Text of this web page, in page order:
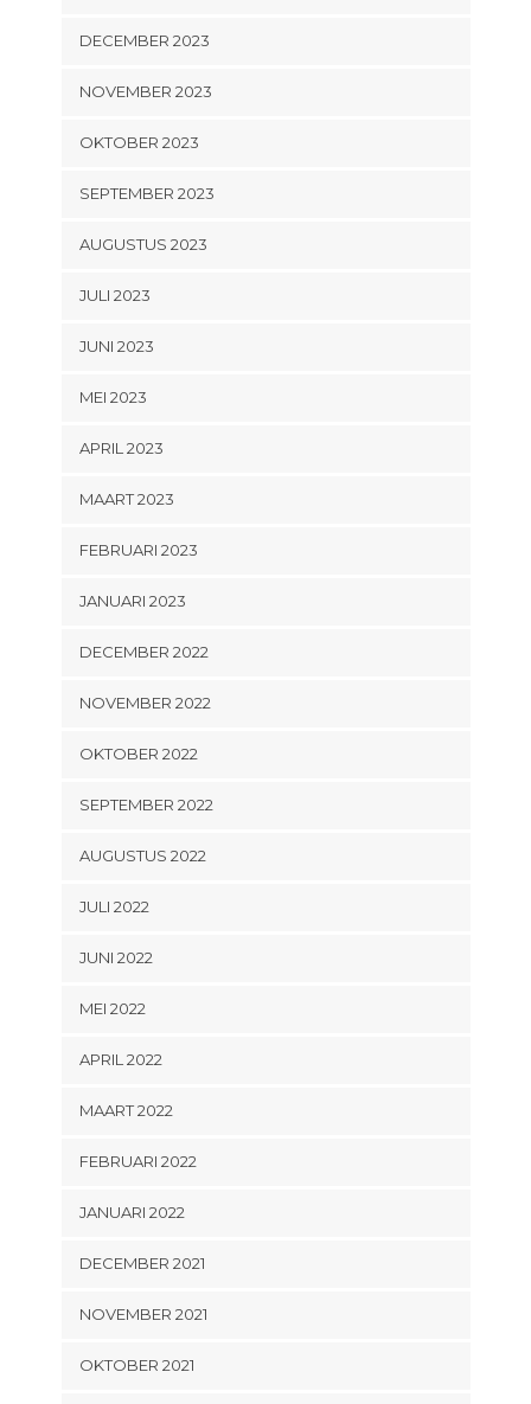
DECEMBER 2023
NOVEMBER 2023
OKTOBER 2023
SEPTEMBER 2023
AUGUSTUS 2023
JULI 2023
JUNI 2023
MEI 2023
APRIL 2023
MAART 2023
FEBRUARI 2023
JANUARI 2023
DECEMBER 2022
NOVEMBER 2022
OKTOBER 2022
SEPTEMBER 2022
AUGUSTUS 2022
JULI 2022
JUNI 2022
MEI 2022
APRIL 2022
MAART 2022
FEBRUARI 2022
JANUARI 2022
DECEMBER 2021
NOVEMBER 2021
OKTOBER 2021